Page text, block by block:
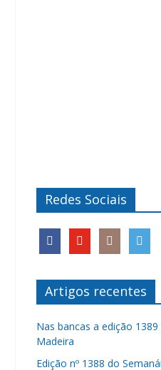
Redes Sociais
Artigos recentes
Nas bancas a edição
Madeira
Edição nº 1388 do